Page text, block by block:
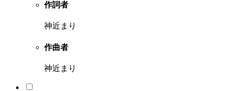
作詞者
神近まり
作曲者
神近まり